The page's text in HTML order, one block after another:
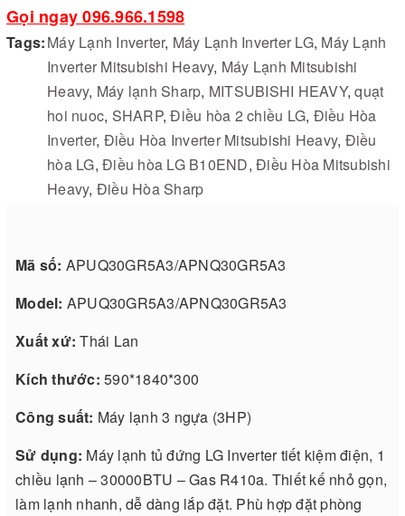
Gọi ngay 096.966.1598
Tags:Máy Lạnh Inverter, Máy Lạnh Inverter LG, Máy Lạnh
Inverter Mitsubishi Heavy, Máy Lạnh Mitsubishi
Heavy, Máy lạnh Sharp, MITSUBISHI HEAVY,quạt
hoi nuoc, SHARP,Điều hòa 2 chiều LG, Điều Hòa
Inverter, Điều Hòa Inverter Mitsubishi Heavy, Điều
hòa LG, Điều hòa LG B10END, Điều Hòa Mitsubishi
Heavy, Điều Hòa Sharp
Mã số: APUQ30GR5A3/APNQ30GR5A3
Model: APUQ30GR5A3/APNQ30GR5A3
Xuất xứ: Thái Lan
Kích thước: 590*1840*300
Công suất: Máy lạnh 3 ngựa (3HP)
Sử dụng: Máy lạnh tủ đứng LG Inverter tiết kiệm điện, 1
chiều lạnh – 30000BTU – Gas R410a. Thiết kế nhỏ gọn,
làm lạnh nhanh, dễ dàng lắp đặt. Phù hợp đặt phòng